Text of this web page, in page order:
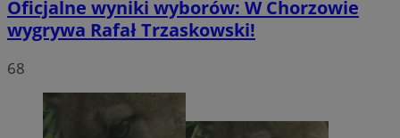
Oficjalne wyniki wyborów: W Chorzowie
wygrywa Rafał Trzaskowski!
68